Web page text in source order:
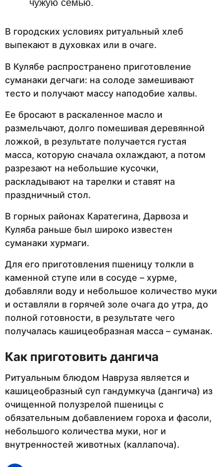
чужую семью.
В городских условиях ритуальный хлеб
выпекают в духовках или в очаге.
В Кулябе распространено приготовление
суманаки дегчаги: на солоде замешивают
тесто и получают массу наподобие халвы.
Ее бросают в раскаленное масло и
размельчают, долго помешивая деревянной
ложкой, в результате получается густая
масса, которую сначала охлаждают, а потом
разрезают на небольшие кусочки,
раскладывают на тарелки и ставят на
праздничный стол.
В горных районах Каратегина, Дарвоза и
Куляба раньше был широко известен
суманаки хурмаги.
Для его приготовления пшеницу толкли в
каменной ступе или в сосуде – хурме,
добавляли воду и небольшое количество муки
и оставляли в горячей золе очага до утра, до
полной готовности, в результате чего
получалась кашицеобразная масса – суманак.
Как приготовить дангича
Ритуальным блюдом Навруза является и
кашицеобразный суп гандумкуча (дангича) из
очищенной полузрелой пшеницы с
обязательным добавлением гороха и фасоли,
небольшого количества муки, ног и
внутренностей животных (каллапоча).